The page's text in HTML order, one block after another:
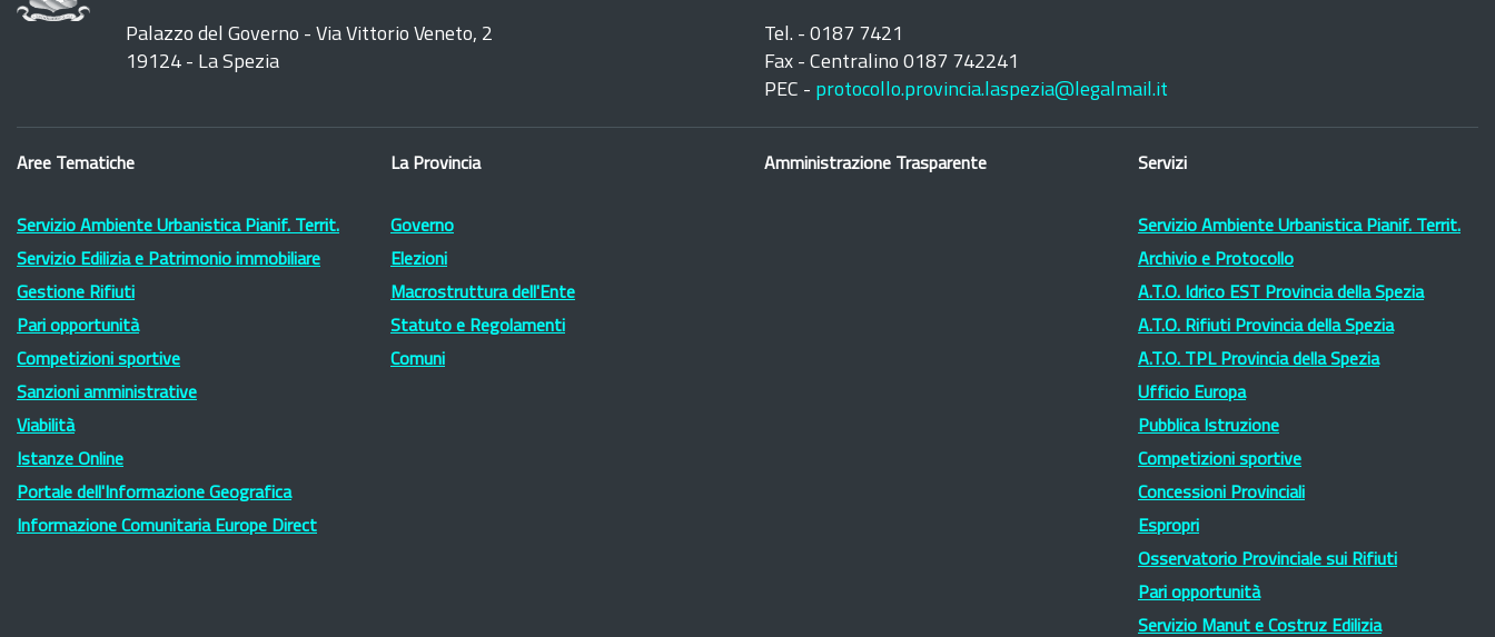
Palazzo del Governo - Via Vittorio Veneto, 2
19124 - La Spezia
Tel. - 0187 7421
Fax - Centralino 0187 742241
PEC - protocollo.provincia.laspezia@legalmail.it
Aree Tematiche
Servizio Ambiente Urbanistica Pianif. Territ.
Servizio Edilizia e Patrimonio immobiliare
Gestione Rifiuti
Pari opportunità
Competizioni sportive
Sanzioni amministrative
Viabilità
Istanze Online
Portale dell'Informazione Geografica
Informazione Comunitaria Europe Direct
La Provincia
Governo
Elezioni
Macrostruttura dell'Ente
Statuto e Regolamenti
Comuni
Amministrazione Trasparente Servizi
Servizio Ambiente Urbanistica Pianif. Territ.
Archivio e Protocollo
A.T.O. Idrico EST Provincia della Spezia
A.T.O. Rifiuti Provincia della Spezia
A.T.O. TPL Provincia della Spezia
Ufficio Europa
Pubblica Istruzione
Competizioni sportive
Concessioni Provinciali
Espropri
Osservatorio Provinciale sui Rifiuti
Pari opportunità
Servizio Manut e Costruz Edilizia